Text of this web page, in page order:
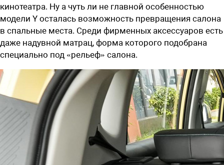
кинотеатра. Ну а чуть ли не главной особенностью
модели Y осталась возможность превращения салона
в спальные места. Среди фирменных аксессуаров есть
даже надувной матрац, форма которого подобрана
специально под «рельеф» салона.